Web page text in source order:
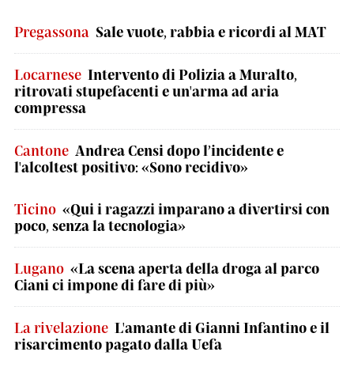
Pregassona Sale vuote, rabbia e ricordi al MAT
Locarnese Intervento di Polizia a Muralto,
ritrovati stupefacenti e un'arma ad aria
compressa
Cantone Andrea Censi dopo l’incidente e
l'alcoltest positivo: «Sono recidivo»
Ticino «Qui i ragazzi imparano a divertirsi con
poco, senza la tecnologia»
Lugano «La scena aperta della droga al parco
Ciani ci impone di fare di più»
La rivelazione L'amante di Gianni Infantino e il
risarcimento pagato dalla Uefa